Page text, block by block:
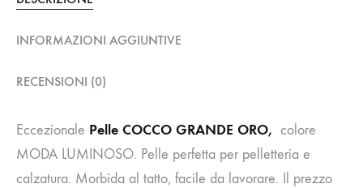
INFORMAZIONI AGGIUNTIVE
RECENSIONI (0)
Eccezionale Pelle COCCO GRANDE ORO, colore
MODA LUMINOSO. Pelle perfetta per pelletteria e
calzatura. Morbida al tatto, facile da lavorare. Il prezzo